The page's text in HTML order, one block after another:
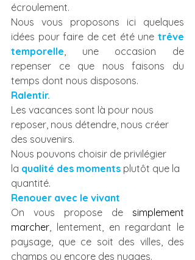
écroulement.
Nous vous proposons ici quelques
idées pour faire de cet été une trêve
temporelle, une occasion de
repenser ce que nous faisons du
temps dont nous disposons.
Ralentir.
Les vacances sont là pour nous
reposer, nous détendre, nous créer
des souvenirs.
Nous pouvons choisir de privilégier
la qualité des moments plutôt que la
quantité.
Renouer avec le vivant
On vous propose de simplement
marcher, lentement, en regardant le
paysage, que ce soit des villes, des
champs ou encore des nuages.